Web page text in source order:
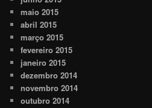
maio 2015
abril 2015
março 2015
fevereiro 2015
janeiro 2015
dezembro 2014
novembro 2014
outubro 2014